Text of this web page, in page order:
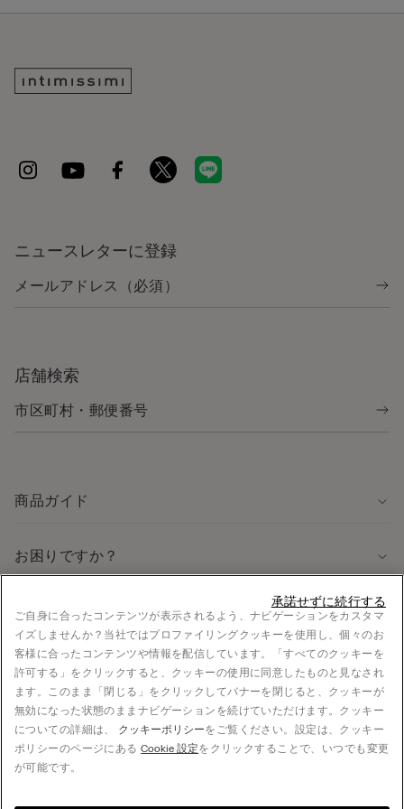
ニュースレターに登録
店舗検索
商品ガイド
お困りですか？
法律に関する情報
採用情報
法的情報
お支払い
© CALZEDONIA Japan K.K., 5F S-FRONT Yoyogi, 5-21-12 Sendagaya, Shibuya-ku, 151-
ご自身に合ったコンテンツが表示されるよう、ナビゲーションをカスタマ
イズしませんか？当社ではプロファイリングクッキーを使用し、個々のお
客様に合ったコンテンツや情報を配信しています。「すべてのクッキーを
許可する」をクリックすると、クッキーの使用に同意したものと見なされ
ます。このまま「閉じる」をクリックしてバナーを閉じると、クッキーが
無効になった状態のままナビゲーションを続けていただけます。クッキー
についての詳細は、 クッキーポリシーをご覧ください。設定は、クッキー
ポリシーのページにあるCookie 設定をクリックすることで、いつでも変更
が可能です。
承諾せずに続行する